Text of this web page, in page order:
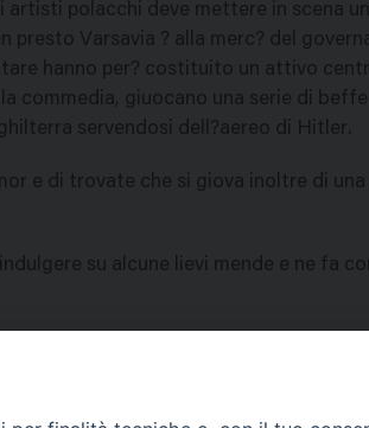
artisti polacchi deve mettere in scena
presto Varsavia ? alla merc? del
hanno per? costituito un attivo
commedia, giuocano una serie di
servendosi dell?aereo di Hitler.
e di trovate che si giova inoltre di
su alcune lievi mende e ne fa